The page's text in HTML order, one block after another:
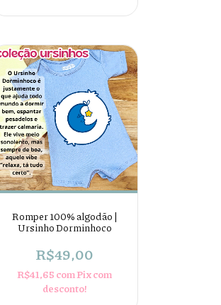
Romper 100% algodão |
Ursinho Dorminhoco
R$49,00
R$41,65 comPix com
desconto!